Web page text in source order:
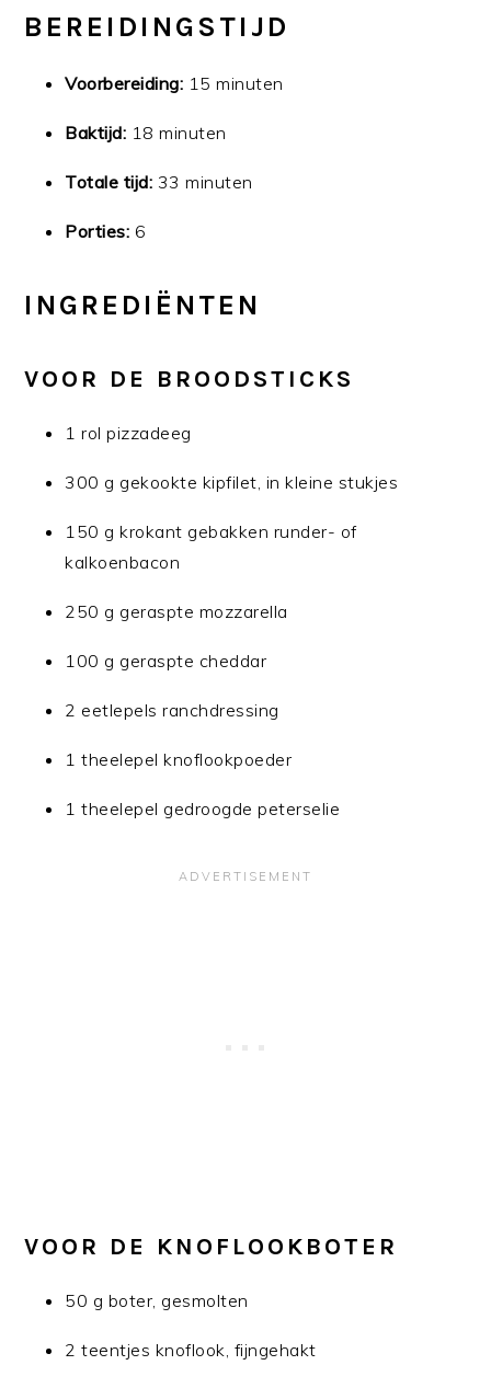
BEREIDINGSTIJD
Voorbereiding: 15 minuten
Baktijd: 18 minuten
Totale tijd: 33 minuten
Porties: 6
INGREDIËNTEN
VOOR DE BROODSTICKS
1 rol pizzadeeg
300 g gekookte kipfilet, in kleine stukjes
150 g krokant gebakken runder- of
kalkoenbacon
250 g geraspte mozzarella
100 g geraspte cheddar
2 eetlepels ranchdressing
1 theelepel knoflookpoeder
1 theelepel gedroogde peterselie
VOOR DE KNOFLOOKBOTER
50 g boter, gesmolten
2 teentjes knoflook, fijngehakt